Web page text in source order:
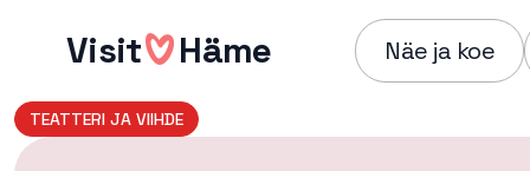
sisältöönVisit Häme Näe ja koe
TEATTERI JA VIIHDE